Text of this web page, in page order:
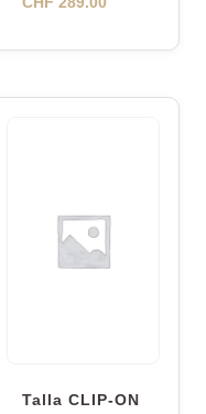
Talla CLIP-ON